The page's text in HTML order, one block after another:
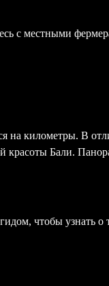
с местными
километры. В
красоты Бали.
чтобы узнать